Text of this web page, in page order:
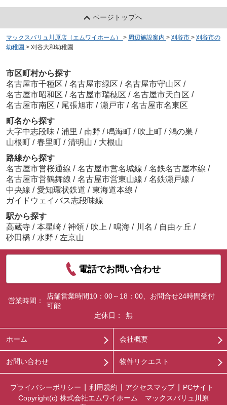
ページトップへ
マックスバリュ川原店（エムワイホーム） > 周辺施設案内 > 刈谷市 > 刈谷市の
幼稚園 > 刈谷大和幼稚園
市区町村から探す
名古屋市千種区 / 名古屋市緑区 / 名古屋市守山区 /
名古屋市昭和区 / 名古屋市瑞穂区 / 名古屋市天白区 /
名古屋市南区 / 尾張旭市 / 瀬戸市 / 名古屋市名東区
町名から探す
大字中志段味 / 浦里 / 南野 / 鳴海町 / 吹上町 / 鴻の巣 /
山根町 / 春里町 / 清明山 / 大根山
路線から探す
名古屋市営桜通線 / 名古屋市営名城線 / 名鉄名古屋本線 /
名古屋市営鶴舞線 / 名古屋市営東山線 / 名鉄瀬戸線 /
中央線 / 愛知環状鉄道 / 東海道本線 /
ガイドウェイバス志段味線
駅から探す
高蔵寺 / 本星崎 / 神領 / 吹上 / 鳴海 / 川名 / 自由ヶ丘 /
砂田橋 / 水野 / 左京山
電話でお問い合わせ
営業時間：
店舗営業時間10：00～18：00、お問合せ24時間受付
可能
定休日：
無
ホーム 会社概要
お問い合わせ 物件リクエスト
プライバシーポリシー 利用規約 アクセスマップ
PCサイト
Copyright(c) 株式会社エムワイホーム マックスバリュ川原